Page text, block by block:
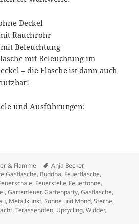
Deckel
Rauchrohr
Beleuchtung
mit Beleuchtung im
– die Flasche ist dann auch
und Ausführungen:
Nacht / Sonne – Mond – Sterne
& Flamme Schlagwörter
Anja Becker,
Gasflasche, Buddha, Feuerflasche,
, Feuerstelle, Feuertonne,
,Gartenfeuer,Gartenparty,Gasflasche,
, Metallkunst,Sonne und Mond,Sterne,
,Terassenofen, Upcycling,Widder,